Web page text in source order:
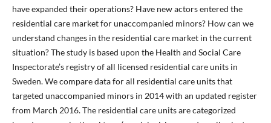
have expanded their operations? Have new actors entered the
residential care market for unaccompanied minors? How can we
understand changes in the residential care market in the current
situation? The study is based upon the Health and Social Care
Inspectorate’s registry of all licensed residential care units in
Sweden. We compare data for all residential care units that
targeted unaccompanied minors in 2014 with an updated register
from March 2016. The residential care units are categorized